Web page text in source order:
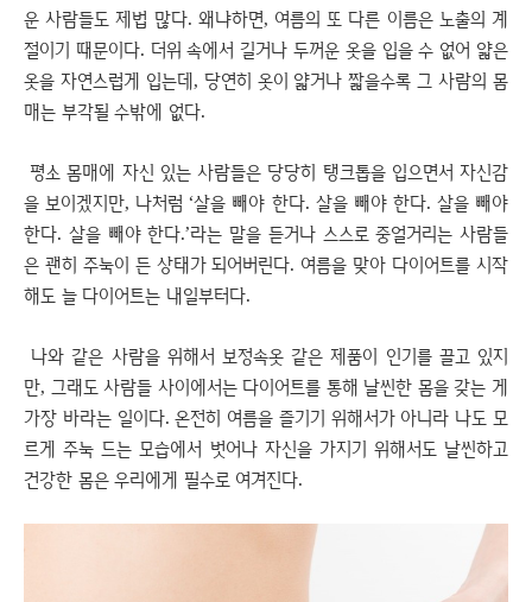
운 사람들도 제법 많다. 왜냐하면, 여름의 또 다른 이름은 노출의 계
절이기 때문이다. 더위 속에서 길거나 두꺼운 옷을 입을 수 없어 얇은
옷을 자연스럽게 입는데, 당연히 옷이 얇거나 짧을수록 그 사람의 몸
매는 부각될 수밖에 없다.
평소 몸매에 자신 있는 사람들은 당당히 탱크톱을 입으면서 자신감
을 보이겠지만, 나처럼 ‘살을 빼야 한다. 살을 빼야 한다. 살을 빼야
한다. 살을 빼야 한다.’라는 말을 듣거나 스스로 중얼거리는 사람들
은 괜히 주눅이 든 상태가 되어버린다. 여름을 맞아 다이어트를 시작
해도 늘 다이어트는 내일부터다.
나와 같은 사람을 위해서 보정속옷 같은 제품이 인기를 끌고 있지
만, 그래도 사람들 사이에서는 다이어트를 통해 날씬한 몸을 갖는 게
가장 바라는 일이다. 온전히 여름을 즐기기 위해서가 아니라 나도 모
르게 주눅 드는 모습에서 벗어나 자신을 가지기 위해서도 날씬하고
건강한 몸은 우리에게 필수로 여겨진다.